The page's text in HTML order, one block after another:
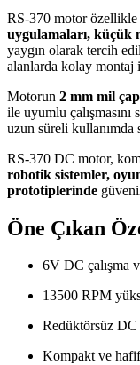
RS-370 motor özellikle
uygulamaları, küçük
yaygın olarak tercih
alanlarda kolay montaj
Motorun 2 mm mil
ile uyumlu çalışmasını
uzun süreli kullanımda
RS-370 DC motor,
robotik sistemler,
prototiplerinde
Öne Çıkan
6V DC çalışma
13500 RPM
Redüktörsüz DC
Kompakt ve hafif